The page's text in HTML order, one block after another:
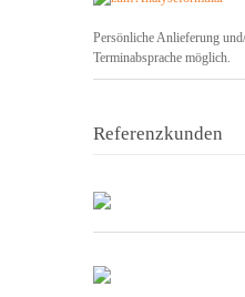
Persönliche Anlieferung
Terminabsprache möglich.
Referenzkunden